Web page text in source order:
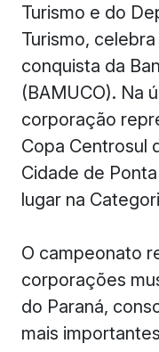
Turismo e do
Turismo,
conquista da
(BAMUCO). Na
corporação
Copa Centrosul
Cidade de
lugar na
O campeonato
corporações
do Paraná,
mais